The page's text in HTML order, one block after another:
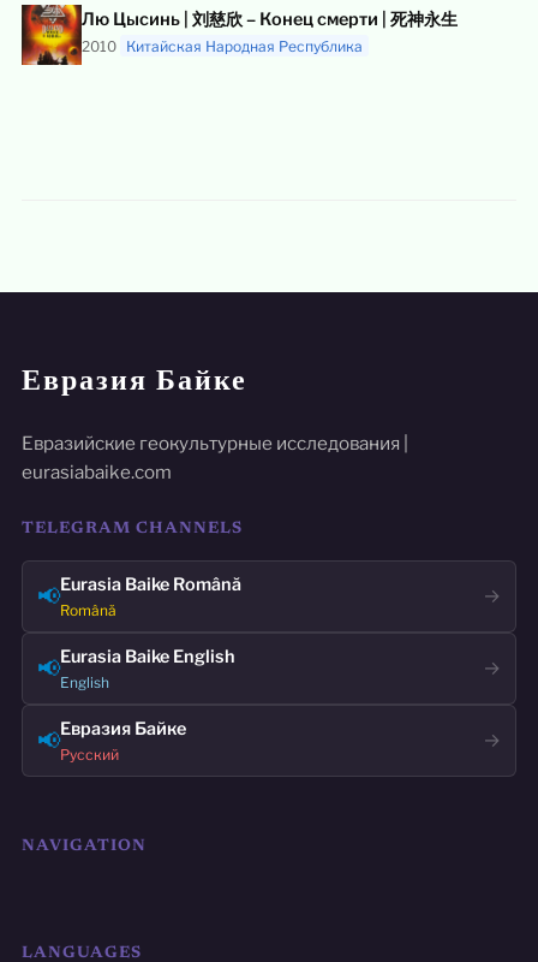
Лю Цысинь | 刘慈欣 – Конец смерти | 死神永生
2010 Китайская Народная Республика
Евразия Байке
Евразийские геокультурные исследования |
eurasiabaike.com
TELEGRAM CHANNELS
📢Eurasia Baike Română
Română
→
📢Eurasia Baike English
English
→
📢Евразия Байке
Русский
→
NAVIGATION
LANGUAGES